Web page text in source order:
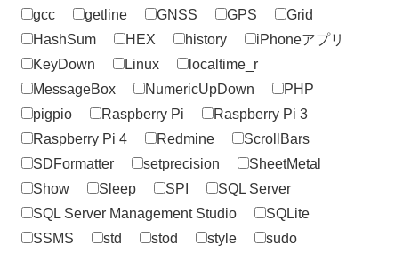
gcc
getline GNSS GPS
Grid
HashSum
HEX history
iPhoneアプリ
KeyDown
Linux
localtime_r
MessageBox
NumericUpDown
PHP
pigpio
Raspberry Pi
Raspberry Pi 3
Raspberry Pi 4
Redmine
ScrollBars
SDFormatter
setprecision
SheetMetal
Show
Sleep SPI
SQL Server
SQL Server Management Studio
SQLite
SSMS
std stod style
sudo